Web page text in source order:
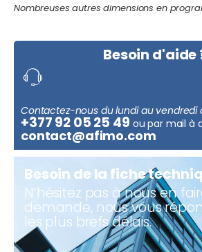
Nombreuses autres dimensions en
Besoin d'aide
Contactez-nous du lundi au vendredi
+377 92 05 25 49 ou par mail à
contact@afimo.com
Besoin de la fiche
N’hésitez pas à nous en
demande, nous vous
les plus brefs délais.